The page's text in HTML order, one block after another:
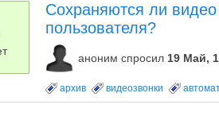
Сохраняются ли
пользователя?
аноним спросил 19 Май,
архив видеозвонки